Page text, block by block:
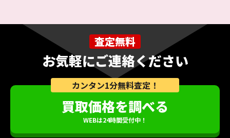
査定無料
お気軽にご連絡ください
カンタン1分無料査定！
買取価格を調べる
WEBは24時間受付中！